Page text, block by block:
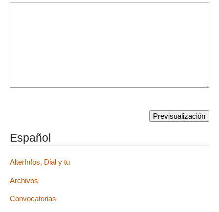
Español
AlterInfos, Dial y tu
Archivos
Convocatorias